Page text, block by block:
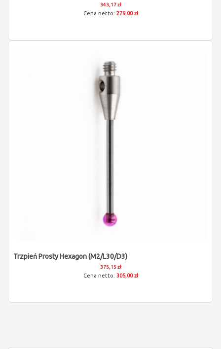
343,17 zł
279,00 zł
Trzpień Prosty Hexagon (M2/L30/D3)
375,15 zł
305,00 zł